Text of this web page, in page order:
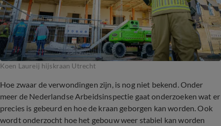
Koen Laureij hijskraan Utrecht
Hoe zwaar de verwondingen zijn, is nog niet bekend. Onder
meer de Nederlandse Arbeidsinspectie gaat onderzoeken wat er
precies is gebeurd en hoe de kraan geborgen kan worden. Ook
wordt onderzocht hoe het gebouw weer stabiel kan worden